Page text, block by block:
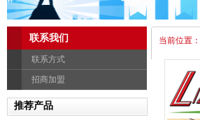
联系我们
联系方式
招商加盟
推荐产品
当前位置：